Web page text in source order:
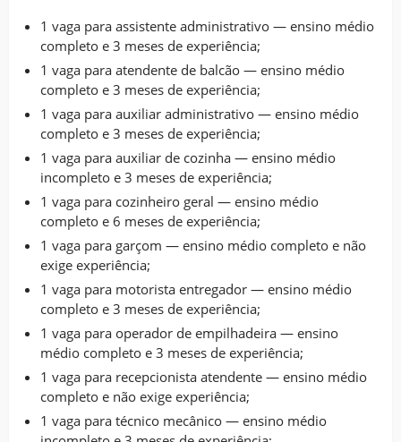
1 vaga para assistente administrativo — ensino médio
completo e 3 meses de experiência;
1 vaga para atendente de balcão — ensino médio
completo e 3 meses de experiência;
1 vaga para auxiliar administrativo — ensino médio
completo e 3 meses de experiência;
1 vaga para auxiliar de cozinha — ensino médio
incompleto e 3 meses de experiência;
1 vaga para cozinheiro geral — ensino médio
completo e 6 meses de experiência;
1 vaga para garçom — ensino médio completo e não
exige experiência;
1 vaga para motorista entregador — ensino médio
completo e 3 meses de experiência;
1 vaga para operador de empilhadeira — ensino
médio completo e 3 meses de experiência;
1 vaga para recepcionista atendente — ensino médio
completo e não exige experiência;
1 vaga para técnico mecânico — ensino médio